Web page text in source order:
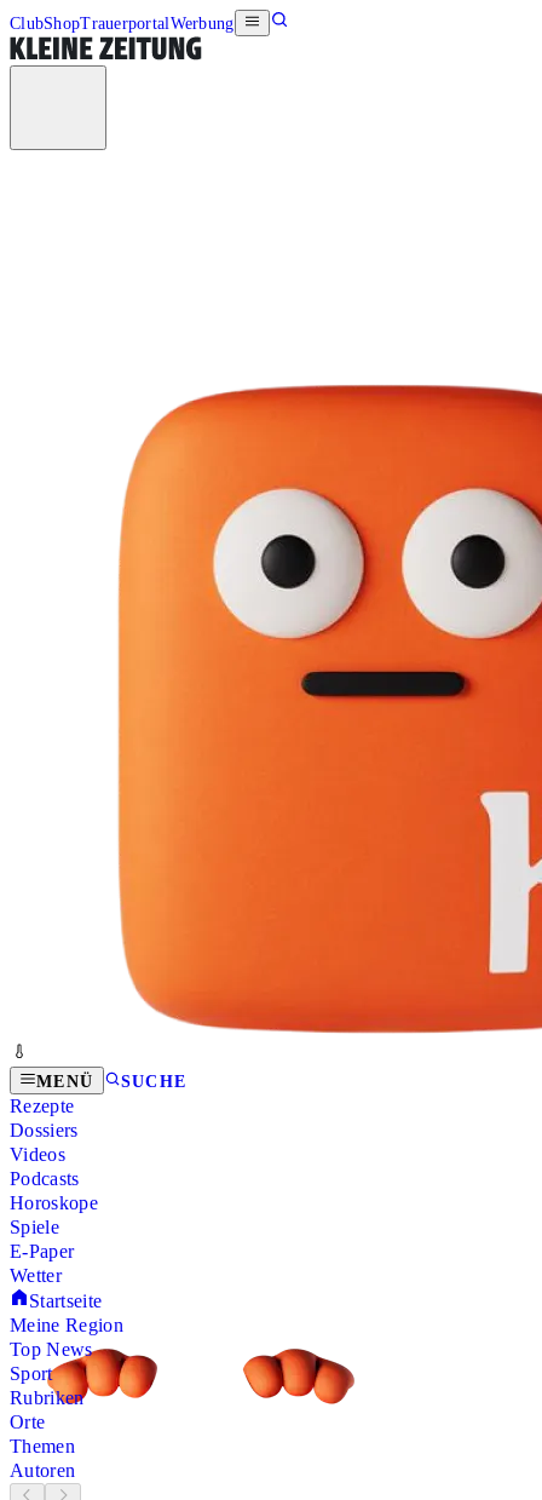
ClubShopTrauerportalWerbung
MENÜ SUCHE
Rezepte
Dossiers
Videos
Podcasts
Horoskope
Spiele
E-Paper
Wetter
Startseite
Meine Region
Top News
Sport
Rubriken
Orte
Themen
Autoren